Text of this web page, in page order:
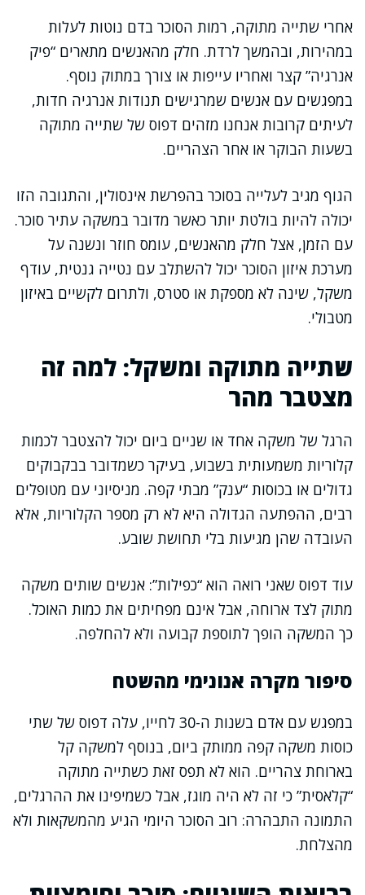
אחרי שתייה מתוקה, רמות הסוכר בדם נוטות לעלות
במהירות, ובהמשך לרדת. חלק מהאנשים מתארים “פיק
אנרגיה” קצר ואחריו עייפות או צורך במתוק נוסף.
במפגשים עם אנשים שמרגישים תנודות אנרגיה חדות,
לעיתים קרובות אנחנו מזהים דפוס של שתייה מתוקה
בשעות הבוקר או אחר הצהריים.
הגוף מגיב לעלייה בסוכר בהפרשת אינסולין, והתגובה הזו
יכולה להיות בולטת יותר כאשר מדובר במשקה עתיר סוכר.
עם הזמן, אצל חלק מהאנשים, עומס חוזר ונשנה על
מערכת איזון הסוכר יכול להשתלב עם נטייה גנטית, עודף
משקל, שינה לא מספקת או סטרס, ולתרום לקשיים באיזון
מטבולי.
שתייה מתוקה ומשקל: למה זה
מצטבר מהר
הרגל של משקה אחד או שניים ביום יכול להצטבר לכמות
קלוריות משמעותית בשבוע, בעיקר כשמדובר בבקבוקים
גדולים או בכוסות “ענק” מבתי קפה. מניסיוני עם מטופלים
רבים, ההפתעה הגדולה היא לא רק מספר הקלוריות, אלא
העובדה שהן מגיעות בלי תחושת שובע.
עוד דפוס שאני רואה הוא “כפילות”: אנשים שותים משקה
מתוק לצד ארוחה, אבל אינם מפחיתים את כמות האוכל.
כך המשקה הופך לתוספת קבועה ולא להחלפה.
סיפור מקרה אנונימי מהשטח
במפגש עם אדם בשנות ה-30 לחייו, עלה דפוס של שתי
כוסות משקה קפה ממותק ביום, בנוסף למשקה קל
בארוחת צהריים. הוא לא תפס זאת כשתייה מתוקה
“קלאסית” כי זה לא היה מוגז, אבל כשמיפינו את ההרגלים,
התמונה התבהרה: רוב הסוכר היומי הגיע מהמשקאות ולא
מהצלחת.